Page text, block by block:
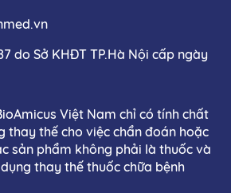
do Sở KHĐT TP.Hà Nội cấp ngày
Việt Nam chỉ có tính chất
thay thế cho việc chẩn đoán hoặc
sản phẩm không phải là thuốc và
thay thế thuốc chữa bệnh